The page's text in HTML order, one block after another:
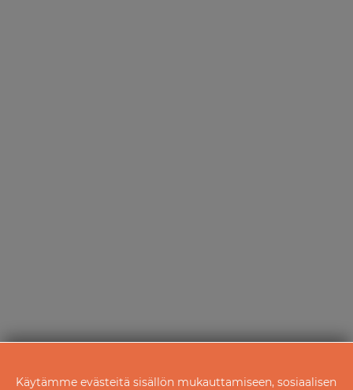
Käytämme evästeitä sisällön mukauttamiseen, sosiaalisen